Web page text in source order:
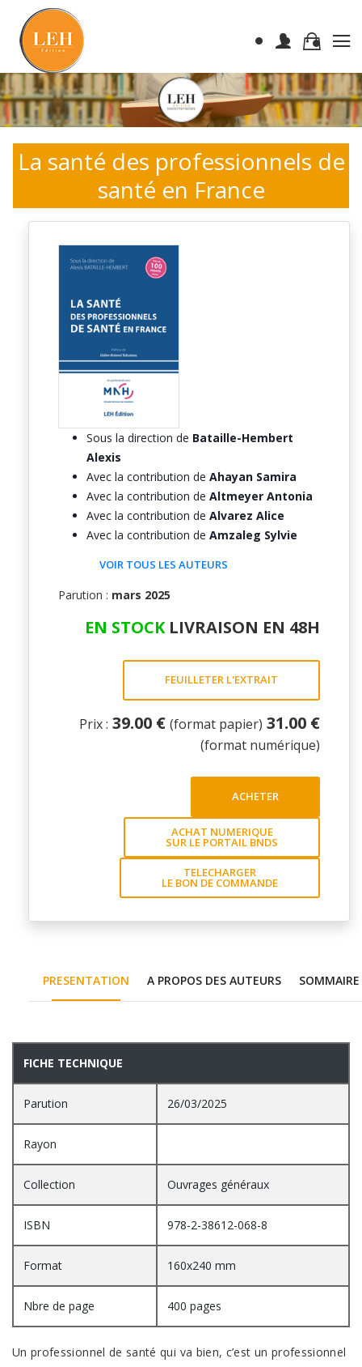
La santé des professionnels de
santé en France
Sous la direction de Bataille-Hembert
Alexis
Avec la contribution de Ahayan Samira
Avec la contribution de Altmeyer Antonia
Avec la contribution de Alvarez Alice
Avec la contribution de Amzaleg Sylvie
VOIR TOUS LES AUTEURS
Parution : mars 2025
EN STOCKLIVRAISON EN 48H
FEUILLETER L'EXTRAIT
Prix : 39.00 € (format papier) 31.00 €
(format numérique)
ACHETER
ACHAT NUMERIQUE
SUR LE PORTAIL BNDS
TELECHARGER
LE BON DE COMMANDE
PRESENTATION A PROPOS DES AUTEURS SOMMAIRE
PRESENTATION
FICHE TECHNIQUE
Parution 26/03/2025
Rayon
Collection Ouvrages généraux
ISBN 978-2-38612-068-8
Format 160x240 mm
Nbre de page 400 pages
Un professionnel de santé qui va bien, c’est un professionnel